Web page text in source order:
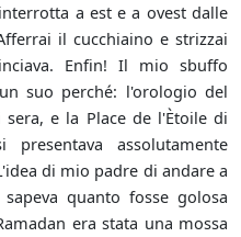
a est e a ovest dalle
il cucchiaino e strizzai
Enfin! Il mio sbuffo
suo perché: l'orologio del
e la Place de l'Ètoile di
assolutamente
di mio padre di andare a
quanto fosse golosa
era stata una mossa